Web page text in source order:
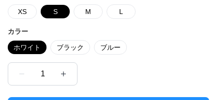
XS S M L
カラー
ホワイト ブラック ブルー
1